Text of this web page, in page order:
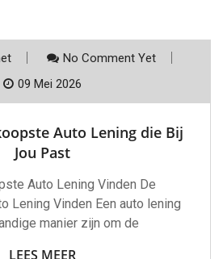
No Comment Yet
09 Mei 2026
Auto Lening die Bij
Jou Past
Auto Lening Vinden De
Lening Vinden Een auto lening
manier zijn om de
LEES MEER